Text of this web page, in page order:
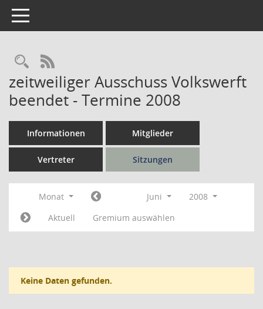
Toggle navigation
Rechercheauswahl
RSS-Feed
zeitweiliger Ausschuss Volkswerft
beendet - Termine 2008
Informationen Mitglieder
Vertreter Sitzungen
Monat Juni
2008
Aktuell
Gremium auswählen
Keine Daten gefunden.